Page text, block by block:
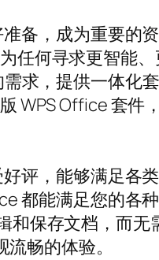
备，成为重要的
任何寻求更智能
求，提供一体化
WPS Office 套件
评，能够满足各
都能满足您的各
保存文档，而
畅的体验。